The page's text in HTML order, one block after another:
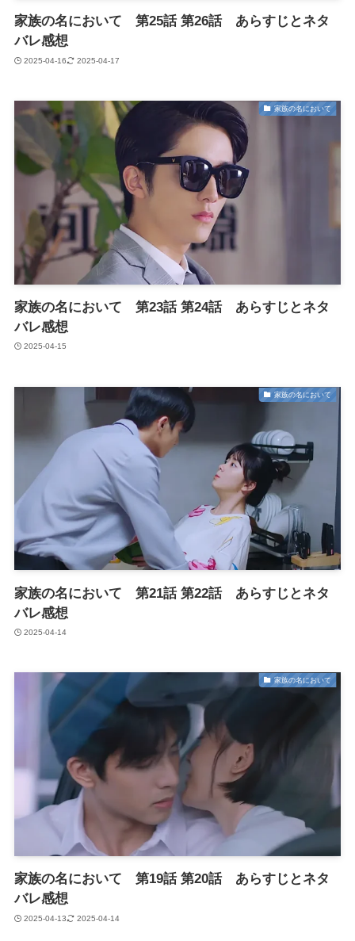
家族の名において 第25話 第26話 あらすじとネタ
バレ感想
2025-04-16 2025-04-17
家族の名において
家族の名において 第23話 第24話 あらすじとネタ
バレ感想
2025-04-15
家族の名において
家族の名において 第21話 第22話 あらすじとネタ
バレ感想
2025-04-14
家族の名において
家族の名において 第19話 第20話 あらすじとネタ
バレ感想
2025-04-13 2025-04-14